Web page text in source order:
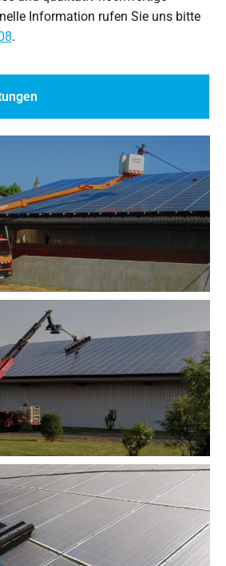
Information rufen Sie uns bitte
.